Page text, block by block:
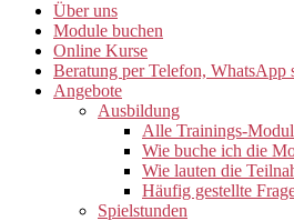
Über uns
Module buchen
Online Kurse
Beratung per Telefon, WhatsApp
Angebote
Ausbildung
Alle Trainings-
Wie buche ich die
Wie lauten die
Häufig gestellte
Spielstunden